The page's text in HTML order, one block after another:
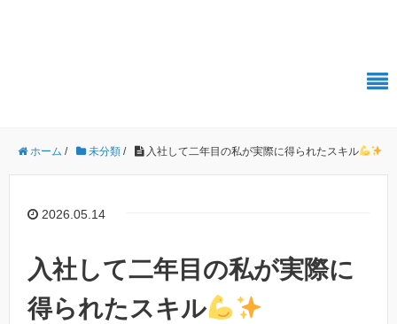
ホーム / 未分類 / 入社して二年目の私が実際に得られたスキル
2026.05.14
入社して二年目の私が実際に
得られたスキル